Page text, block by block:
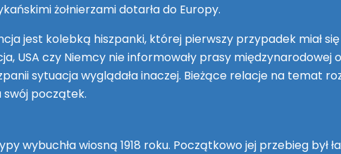
żołnierzami dotarła do Europy.
jest kolebką hiszpanki, której pierwszy przypadek miał
USA czy Niemcy nie informowały prasy
sytuacja wyglądała inaczej. Bieżące relacje na temat
swój początek.
wybuchła wiosną 1918 roku. Początkowo jej przebieg był